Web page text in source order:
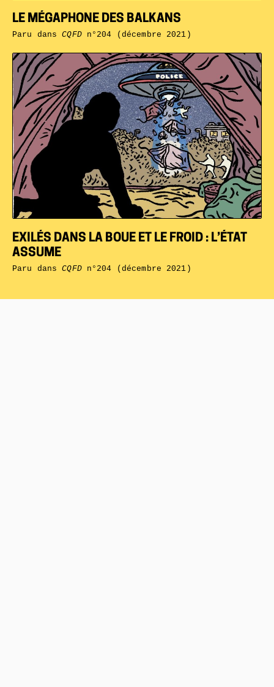
EXILÉS DANS LA BOUE ET LE FROID : L’ÉTAT
ASSUME
Paru dansCQFDn°204 (décembre 2021)
LE MÉGAPHONE DES BALKANS
Paru dansCQFDn°204 (décembre 2021)